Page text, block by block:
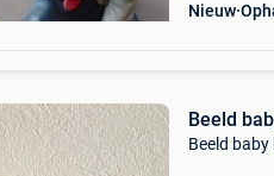
Nieuw
Beeld
Beeld